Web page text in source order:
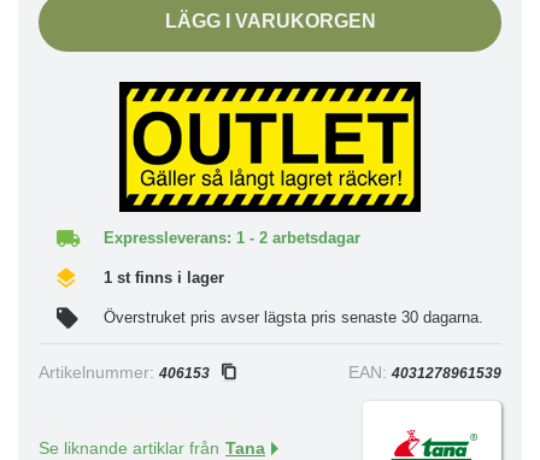
LÄGG I VARUKORGEN
Expressleverans: 1 - 2 arbetsdagar
1 st finns i lager
Överstruket pris avser lägsta pris senaste 30 dagarna.
Artikelnummer: 406153 EAN: 4031278961539
Se liknande artiklar från Tana